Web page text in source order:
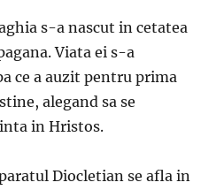
s-a nascut in cetatea
Viata ei s-a
ce a auzit pentru prima
alegand sa se
in Hristos.
Diocletian se afla in